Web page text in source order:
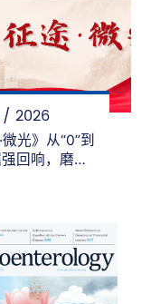
2026
微光》从“0”到
强回响，磨砺